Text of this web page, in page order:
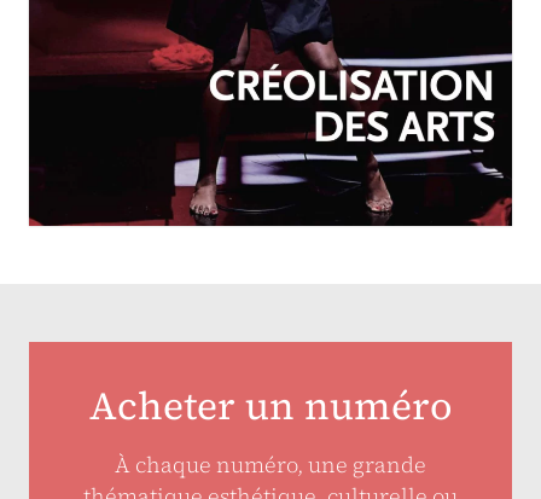
OCTOBRE-DÉCEMBRE 2025
Créolisation des arts
Acheter un numéro
À chaque numéro, une grande